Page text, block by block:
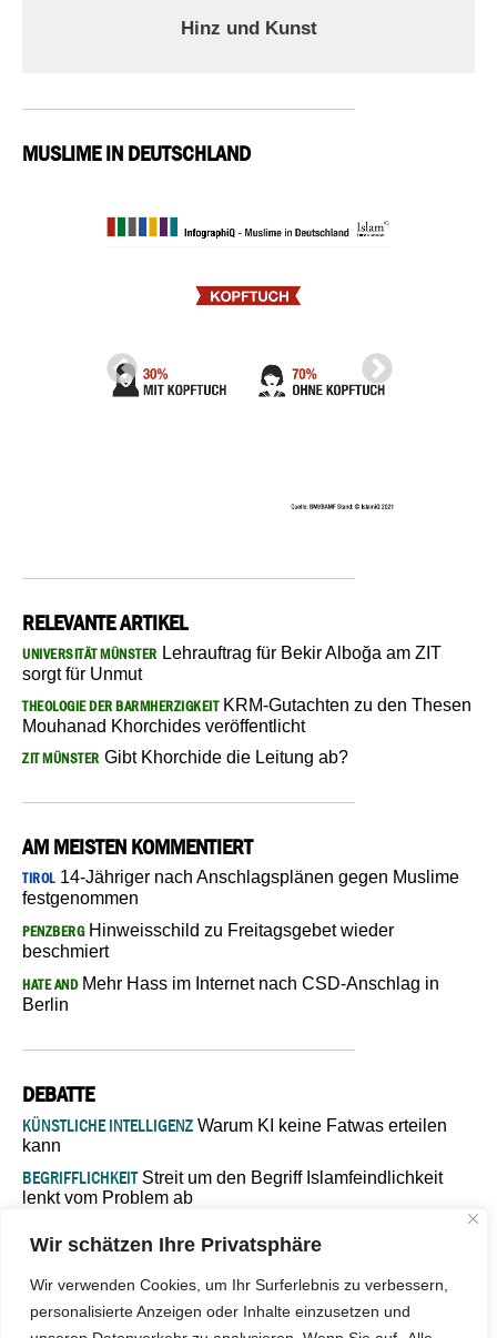
Wir schätzen Ihre Privatsphäre
Wir verwenden Cookies, um Ihr Surferlebnis zu verbessern,
personalisierte Anzeigen oder Inhalte einzusetzen und
Hinz und Kunst
MUSLIME IN DEUTSCHLAND
RELEVANTE ARTIKEL
UNIVERSITÄT MÜNSTER Lehrauftrag für Bekir Alboğa am ZIT
sorgt für Unmut
THEOLOGIE DER BARMHERZIGKEITKRM-Gutachten zu den Thesen
Mouhanad Khorchides veröffentlicht
ZIT MÜNSTER Gibt Khorchide die Leitung ab?
AM MEISTEN KOMMENTIERT
TIROL14-Jähriger nach Anschlagsplänen gegen Muslime
festgenommen
PENZBERGHinweisschild zu Freitagsgebet wieder
beschmiert
HATE ANDMehr Hass im Internet nach CSD-Anschlag in
Berlin
DEBATTE
KÜNSTLICHE INTELLIGENZ Warum KI keine Fatwas erteilen
kann
BEGRIFFLICHKEITStreit um den Begriff Islamfeindlichkeit
lenkt vom Problem ab
Verantwortung bleibt“
ISLAMISCHE FAKULTÄT IN MÜNSTEREine kritische Schwelle für
die deutsche Religionspolitik